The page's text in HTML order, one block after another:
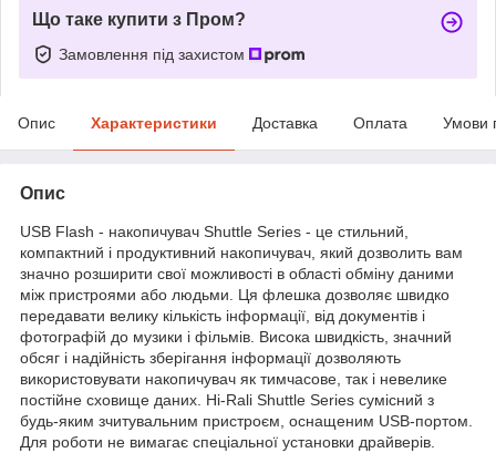
Що таке купити з Пром?
Замовлення під захистом
Опис Характеристики Доставка Оплата Умови
Опис
USB Flash - накопичувач Shuttle Series - це стильний,
компактний і продуктивний накопичувач, який дозволить вам
значно розширити свої можливості в області обміну даними
між пристроями або людьми. Ця флешка дозволяє швидко
передавати велику кількість інформації, від документів і
фотографій до музики і фільмів. Висока швидкість, значний
обсяг і надійність зберігання інформації дозволяють
використовувати накопичувач як тимчасове, так і невелике
постійне сховище даних. Hi-Rali Shuttle Series сумісний з
будь-яким зчитувальним пристроєм, оснащеним USB-портом.
Для роботи не вимагає спеціальної установки драйверів.